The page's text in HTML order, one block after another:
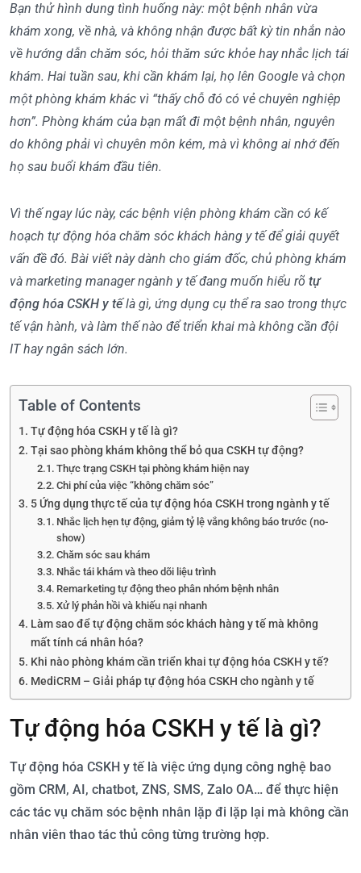
Bạn thử hình dung tình huống này: một bệnh nhân vừa
khám xong, về nhà, và không nhận được bất kỳ tin nhắn nào
về hướng dẫn chăm sóc, hỏi thăm sức khỏe hay nhắc lịch tái
khám. Hai tuần sau, khi cần khám lại, họ lên Google và chọn
một phòng khám khác vì “thấy chỗ đó có vẻ chuyên nghiệp
hơn”. Phòng khám của bạn mất đi một bệnh nhân, nguyên
do không phải vì chuyên môn kém, mà vì không ai nhớ đến
họ sau buổi khám đầu tiên.
Vì thế ngay lúc này, các bệnh viện phòng khám cần có kế
hoạch tự động hóa chăm sóc khách hàng y tế để giải quyết
vấn đề đó. Bài viết này dành cho giám đốc, chủ phòng khám
và marketing manager ngành y tế đang muốn hiểu rõ tự
động hóa CSKH y tếlà gì, ứng dụng cụ thể ra sao trong thực
tế vận hành, và làm thế nào để triển khai mà không cần đội
IT hay ngân sách lớn.
Table of Contents
Tự động hóa CSKH y tế là gì?
Tại sao phòng khám không thể bỏ qua CSKH tự động?
Thực trạng CSKH tại phòng khám hiện nay
Chi phí của việc “không chăm sóc”
5 Ứng dụng thực tế của tự động hóa CSKH trong ngành y tế
Nhắc lịch hẹn tự động, giảm tỷ lệ vắng không báo trước (no-
show)
Chăm sóc sau khám
Nhắc tái khám và theo dõi liệu trình
Remarketing tự động theo phân nhóm bệnh nhân
Xử lý phản hồi và khiếu nại nhanh
Làm sao để tự động chăm sóc khách hàng y tế mà không
mất tính cá nhân hóa?
Khi nào phòng khám cần triển khai tự động hóa CSKH y tế?
MediCRM – Giải pháp tự động hóa CSKH cho ngành y tế
Tự động hóa CSKH y tế là gì?
Tự động hóa CSKH y tế là việc ứng dụng công nghệ bao
gồm CRM, AI, chatbot, ZNS, SMS, Zalo OA… để thực hiện
các tác vụ chăm sóc bệnh nhân lặp đi lặp lại mà không cần
nhân viên thao tác thủ công từng trường hợp.